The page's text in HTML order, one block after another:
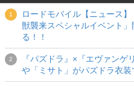
ロードモバイル【ニュース
獣襲来スペシャルイベント
る！！
『パズドラ』×『エヴァンゲ
や「ミサト」がパズドラ衣装